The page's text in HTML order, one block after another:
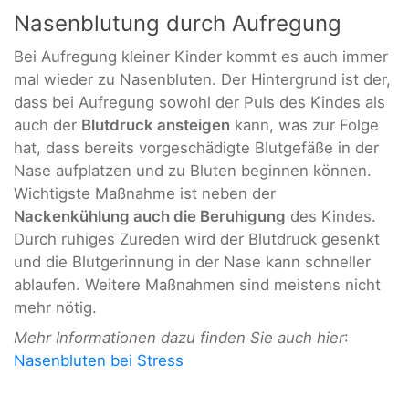
Nasenblutung durch Aufregung
Bei Aufregung kleiner Kinder kommt es auch immer
mal wieder zu Nasenbluten. Der Hintergrund ist der,
dass bei Aufregung sowohl der Puls des Kindes als
auch der Blutdruck ansteigen kann, was zur Folge
hat, dass bereits vorgeschädigte Blutgefäße in der
Nase aufplatzen und zu Bluten beginnen können.
Wichtigste Maßnahme ist neben der
Nackenkühlung auch die Beruhigung des Kindes.
Durch ruhiges Zureden wird der Blutdruck gesenkt
und die Blutgerinnung in der Nase kann schneller
ablaufen. Weitere Maßnahmen sind meistens nicht
mehr nötig.
Mehr Informationen dazu finden Sie auch hier:
Nasenbluten bei Stress